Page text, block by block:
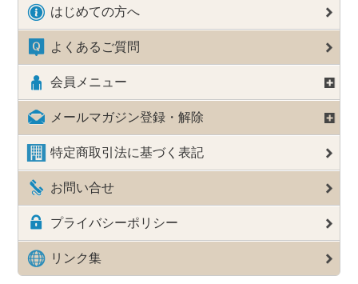
はじめての方へ
よくあるご質問
会員メニュー
メールマガジン登録・解除
特定商取引法に基づく表記
お問い合せ
プライバシーポリシー
リンク集